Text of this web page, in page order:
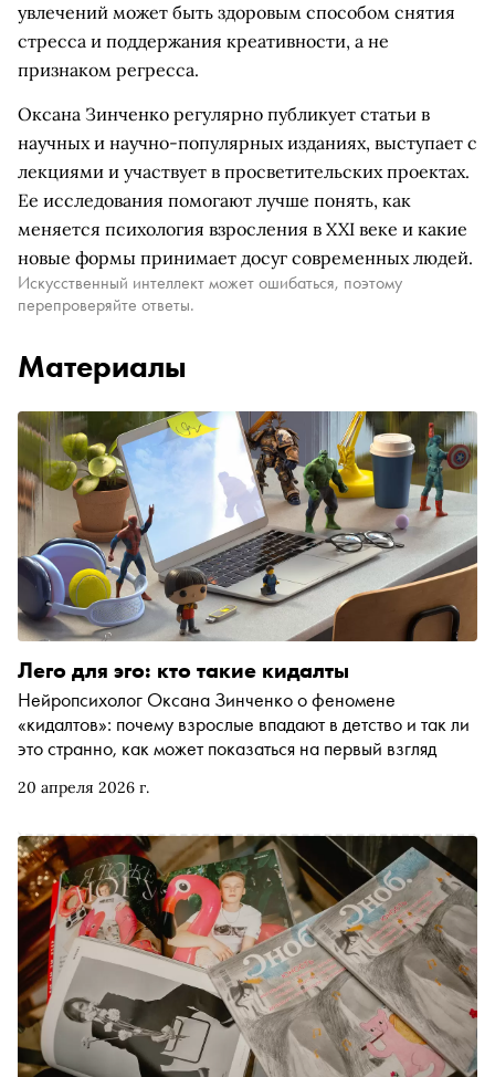
увлечений может быть здоровым способом снятия
стресса и поддержания креативности, а не
признаком регресса.
Оксана Зинченко регулярно публикует статьи в
научных и научно-популярных изданиях, выступает с
лекциями и участвует в просветительских проектах.
Ее исследования помогают лучше понять, как
меняется психология взросления в XXI веке и какие
новые формы принимает досуг современных людей.
Искусственный интеллект может ошибаться, поэтому
перепроверяйте ответы.
Материалы
20 апреля 2026 г.
Лего для эго: кто такие кидалты
Нейропсихолог Оксана Зинченко о феномене
«кидалтов»: почему взрослые впадают в детство и так ли
это странно, как может показаться на первый взгляд